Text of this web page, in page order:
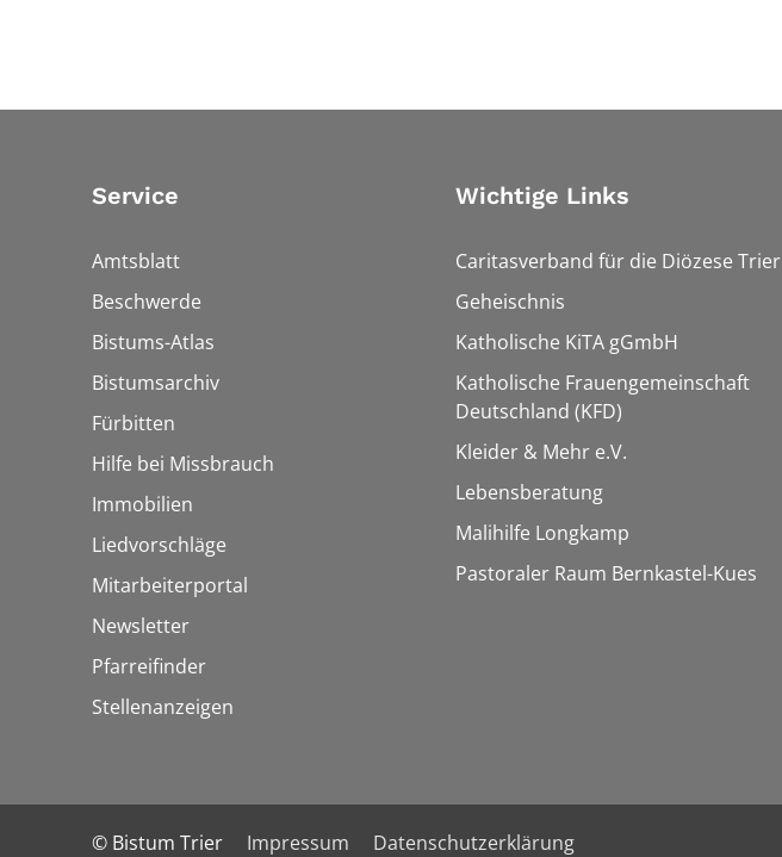
Service
Amtsblatt
Beschwerde
Bistums-Atlas
Bistumsarchiv
Fürbitten
Hilfe bei Missbrauch
Immobilien
Liedvorschläge
Mitarbeiterportal
Newsletter
Pfarreifinder
Stellenanzeigen
Wichtige Links
Caritasverband für die Diözese Trier
Geheischnis
Katholische KiTA gGmbH
Katholische Frauengemeinschaft
Deutschland (KFD)
Kleider & Mehr e.V.
Lebensberatung
Malihilfe Longkamp
Pastoraler Raum Bernkastel-Kues
© Bistum Trier Impressum Datenschutzerklärung